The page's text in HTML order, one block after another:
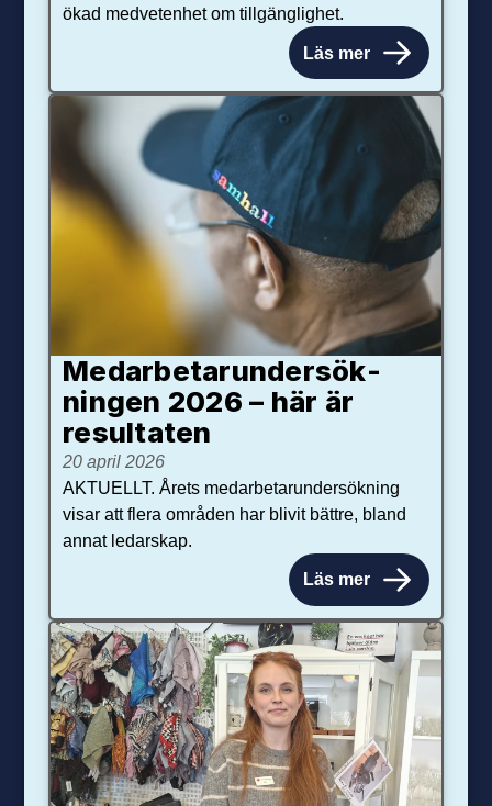
ökad medvetenhet om tillgänglighet.
Läs mer
Medarbetar­under­sök­
ningen 2026 – här är
resultaten
20 april 2026
AKTUELLT. Årets medarbetarundersökning
visar att flera områden har blivit bättre, bland
annat ledarskap.
Läs mer